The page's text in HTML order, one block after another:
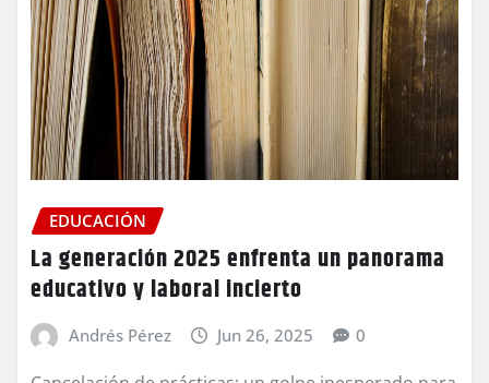
EDUCACIÓN
La generación 2025 enfrenta un panorama
educativo y laboral incierto
Andrés Pérez Jun 26, 2025 0